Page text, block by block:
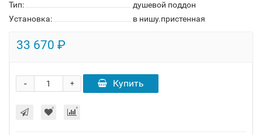
Тип:
душевой поддон
Установка:
в нишу.пристенная
33 670 ₽
+
- Купить